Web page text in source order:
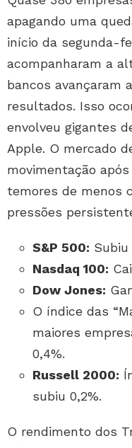
apagando uma
início da segunda-
acompanharam a
bancos avançaram
resultados. Isso
envolveu gigantes
Apple. O mercado
movimentação
temores de menos
pressões
S&P 500: Subiu
Nasdaq 100:
Dow Jones:
O índice das
maiores
0,4%.
Russell 2000:
subiu 0,2%.
O rendimento dos